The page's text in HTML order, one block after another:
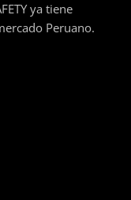
ya tiene
Peruano.